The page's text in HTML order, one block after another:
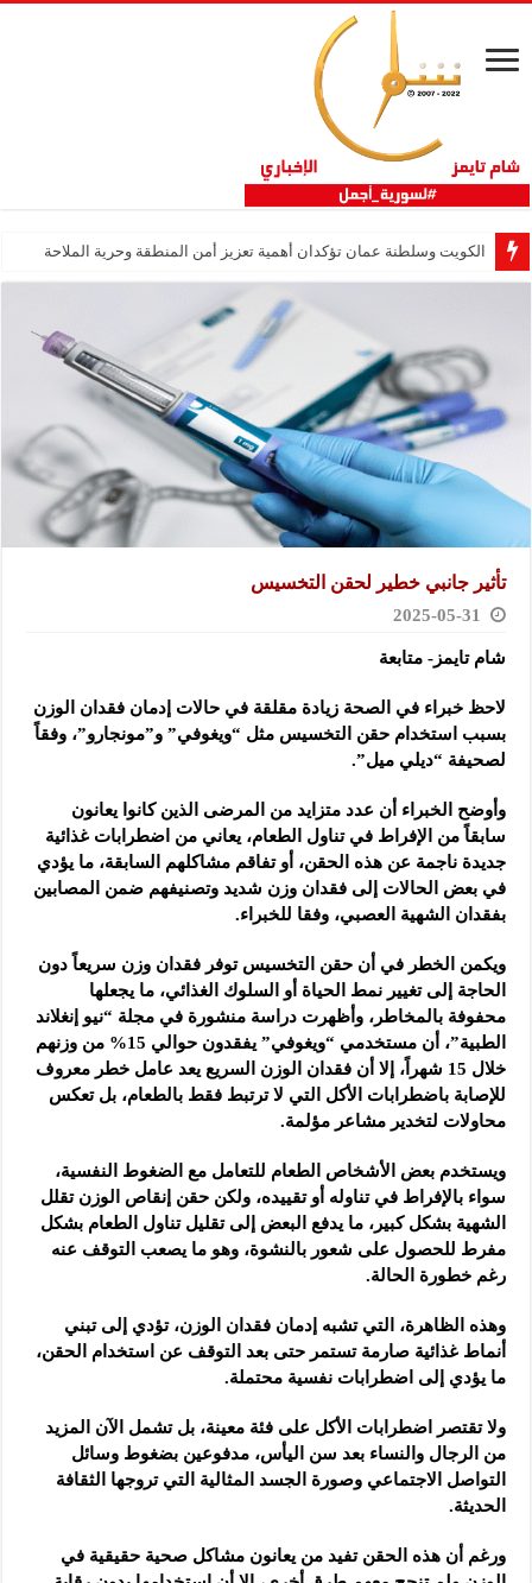
الكويت وسلطنة عمان تؤكدان أهمية تعزيز أمن المنطقة وحرية الملاحة
تأثير جانبي خطير لحقن التخسيس
2025-05-31
شام تايمز- متابعة
لاحظ خبراء في الصحة زيادة مقلقة في حالات إدمان فقدان الوزن
بسبب استخدام حقن التخسيس مثل “ويغوفي” و”مونجارو”، وفقاً
لصحيفة “ديلي ميل”.
وأوضح الخبراء أن عدد متزايد من المرضى الذين كانوا يعانون
سابقاً من الإفراط في تناول الطعام، يعاني من اضطرابات غذائية
جديدة ناجمة عن هذه الحقن، أو تفاقم مشاكلهم السابقة، ما يؤدي
في بعض الحالات إلى فقدان وزن شديد وتصنيفهم ضمن المصابين
بفقدان الشهية العصبي، وفقا للخبراء.
ويكمن الخطر في أن حقن التخسيس توفر فقدان وزن سريعاً دون
الحاجة إلى تغيير نمط الحياة أو السلوك الغذائي، ما يجعلها
محفوفة بالمخاطر، وأظهرت دراسة منشورة في مجلة “نيو إنغلاند
الطبية”، أن مستخدمي “ويغوفي” يفقدون حوالي 15% من وزنهم
خلال 15 شهراً، إلا أن فقدان الوزن السريع يعد عامل خطر معروف
للإصابة باضطرابات الأكل التي لا ترتبط فقط بالطعام، بل تعكس
محاولات لتخدير مشاعر مؤلمة.
ويستخدم بعض الأشخاص الطعام للتعامل مع الضغوط النفسية،
سواء بالإفراط في تناوله أو تقييده، ولكن حقن إنقاص الوزن تقلل
الشهية بشكل كبير، ما يدفع البعض إلى تقليل تناول الطعام بشكل
مفرط للحصول على شعور بالنشوة، وهو ما يصعب التوقف عنه
رغم خطورة الحالة.
وهذه الظاهرة، التي تشبه إدمان فقدان الوزن، تؤدي إلى تبني
أنماط غذائية صارمة تستمر حتى بعد التوقف عن استخدام الحقن،
ما يؤدي إلى اضطرابات نفسية محتملة.
ولا تقتصر اضطرابات الأكل على فئة معينة، بل تشمل الآن المزيد
من الرجال والنساء بعد سن اليأس، مدفوعين بضغوط وسائل
التواصل الاجتماعي وصورة الجسد المثالية التي تروجها الثقافة
الحديثة.
ورغم أن هذه الحقن تفيد من يعانون مشاكل صحية حقيقية في